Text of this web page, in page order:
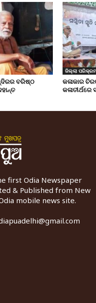
ବରିଷ୍ଠ
ଜିଲ୍ଲା
କଳାକାର
first Odia Newspaper
& Published from New
mobile news site.